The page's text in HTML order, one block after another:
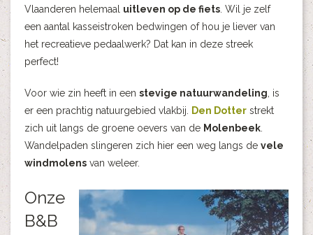
Vlaanderen helemaal uitleven op de fiets. Wil je zelf
een aantal kasseistroken bedwingen of hou je liever van
het recreatieve pedaalwerk? Dat kan in deze streek
perfect!
Voor wie zin heeft in een stevige natuurwandeling, is
er een prachtig natuurgebied vlakbij. Den Dotter strekt
zich uit langs de groene oevers van de Molenbeek.
Wandelpaden slingeren zich hier een weg langs de vele
windmolens van weleer.
Onze
B&B